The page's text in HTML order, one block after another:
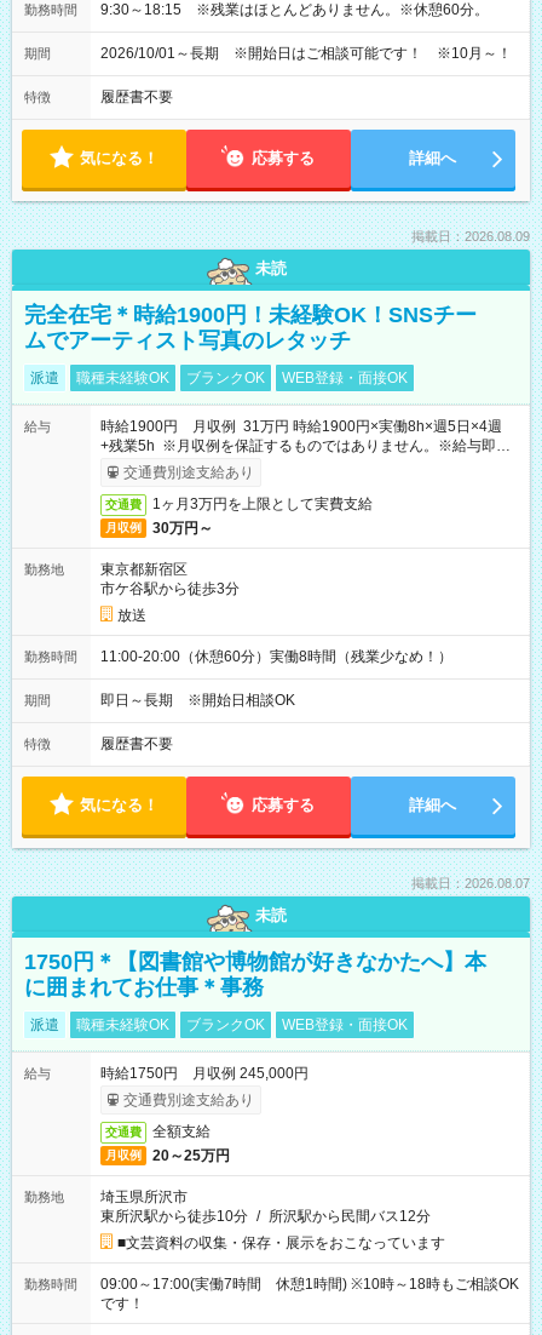
勤務時間 9:30～18:15 ※残業はほとんどありません。※休憩60分。
期間 2026/10/01～長期 ※開始日はご相談可能です！ ※10月～！
特徴 履歴書不要
気になる！ 応募する 詳細へ
掲載日：2026.08.09
未読
完全在宅＊時給1900円！未経験OK！SNSチー
ムでアーティスト写真のレタッチ
派遣 職種未経験OK ブランクOK WEB登録・面接OK
給与
時給1900円 月収例 31万円 時給1900円×実働8h×週5日×4週
+残業5h ※月収例を保証するものではありません。※給与即受
取りサービス利用可（利用条件有）
交通費別途支給あり
交通費 1ヶ月3万円を上限として実費支給
月収例 30万円～
勤務地
東京都新宿区
市ケ谷駅から徒歩3分
放送
勤務時間 11:00-20:00（休憩60分）実働8時間（残業少なめ！）
期間 即日～長期 ※開始日相談OK
特徴 履歴書不要
気になる！ 応募する 詳細へ
掲載日：2026.08.07
未読
1750円＊【図書館や博物館が好きなかたへ】本
に囲まれてお仕事＊事務
派遣 職種未経験OK ブランクOK WEB登録・面接OK
給与
時給1750円 月収例 245,000円
交通費別途支給あり
交通費 全額支給
月収例 20～25万円
勤務地
埼玉県所沢市
東所沢駅から徒歩10分 / 所沢駅から民間バス12分
■文芸資料の収集・保存・展示をおこなっています
勤務時間
09:00～17:00(実働7時間 休憩1時間) ※10時～18時もご相談OK
です！